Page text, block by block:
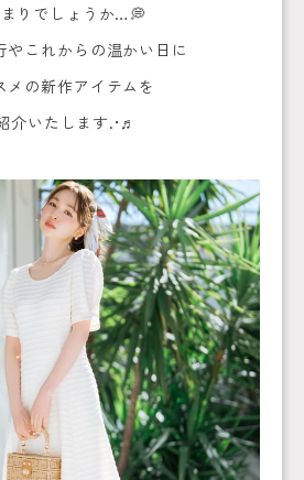
りでしょうか…💭
やこれからの温かい日に
メの新作アイテムを
介いたします.•♬